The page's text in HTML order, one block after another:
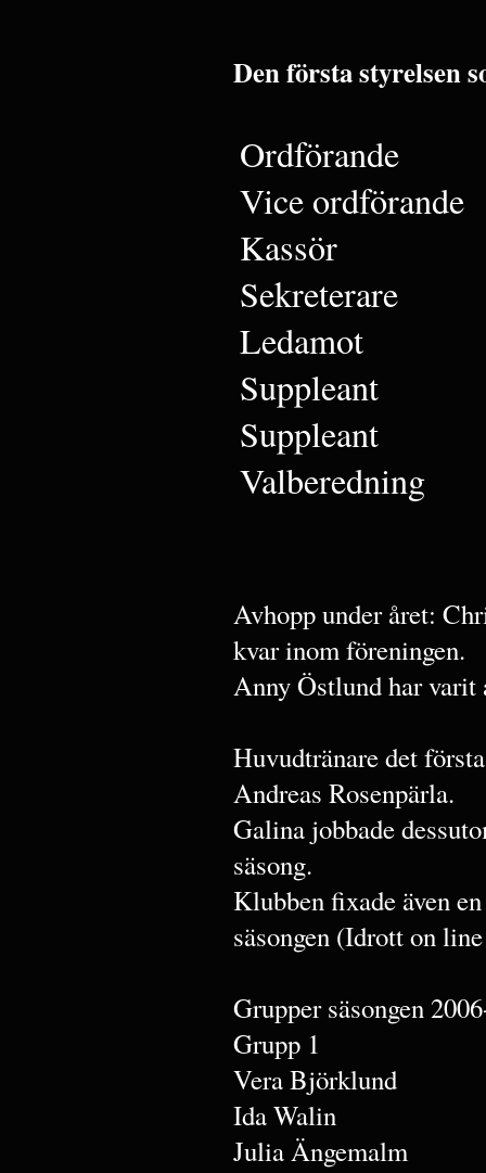
Den första styrelsen
Ordförande
Vice ordförande
Kassör
Sekreterare
Ledamot
Suppleant
Suppleant
Valberedning
Avhopp under året:
kvar inom föreningen.
Anny Östlund har varit
Huvudtränare det
Andreas Rosenpärla.
Galina jobbade
säsong.
Klubben fixade även
säsongen (Idrott on
Grupper säsongen
Grupp 1
Vera Björklund
Ida Walin
Julia Ängemalm